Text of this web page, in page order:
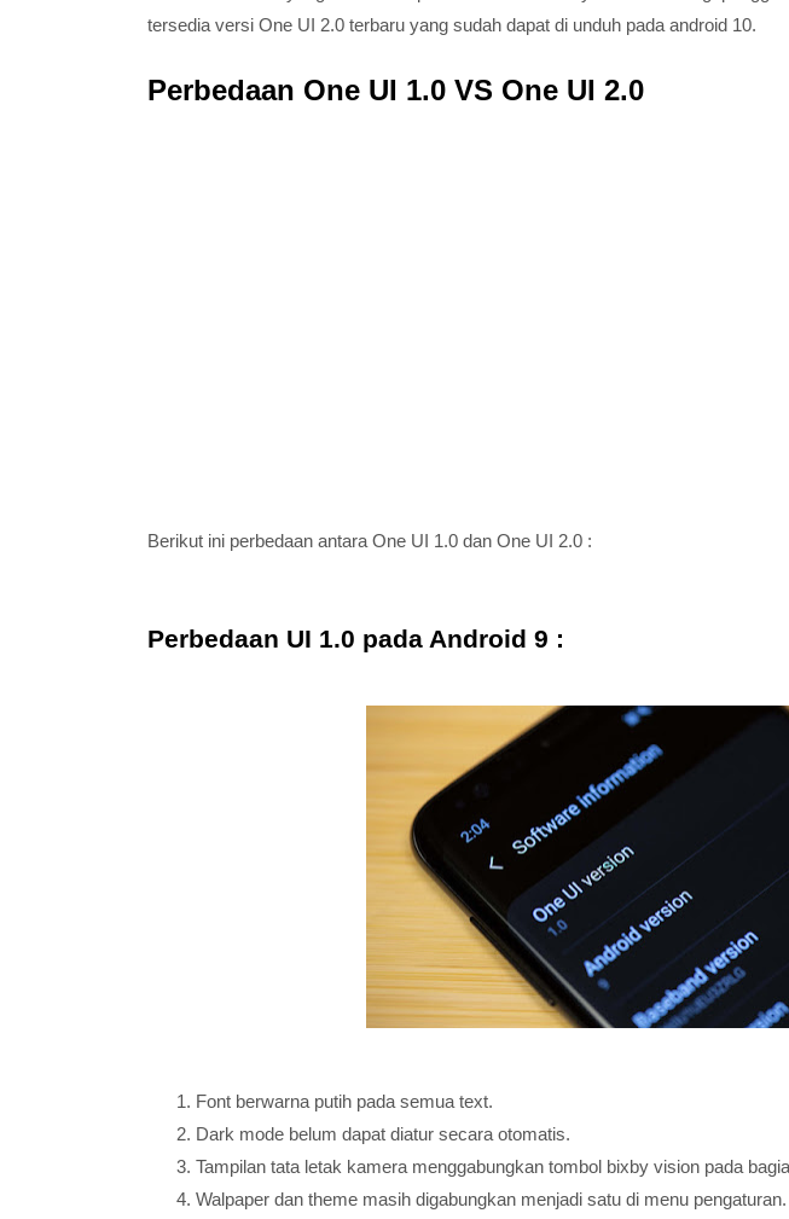
tersedia versi One UI 2.0 terbaru yang sudah dapat di unduh pada android 10.
Perbedaan One UI 1.0 VS One UI 2.0
Berikut ini perbedaan antara One UI 1.0 dan One UI 2.0 :
Perbedaan UI 1.0 pada Android 9 :
Font berwarna putih pada semua text.
Dark mode belum dapat diatur secara otomatis.
Tampilan tata letak kamera menggabungkan tombol bixby vision pada
Walpaper dan theme masih digabungkan menjadi satu di menu pengaturan.